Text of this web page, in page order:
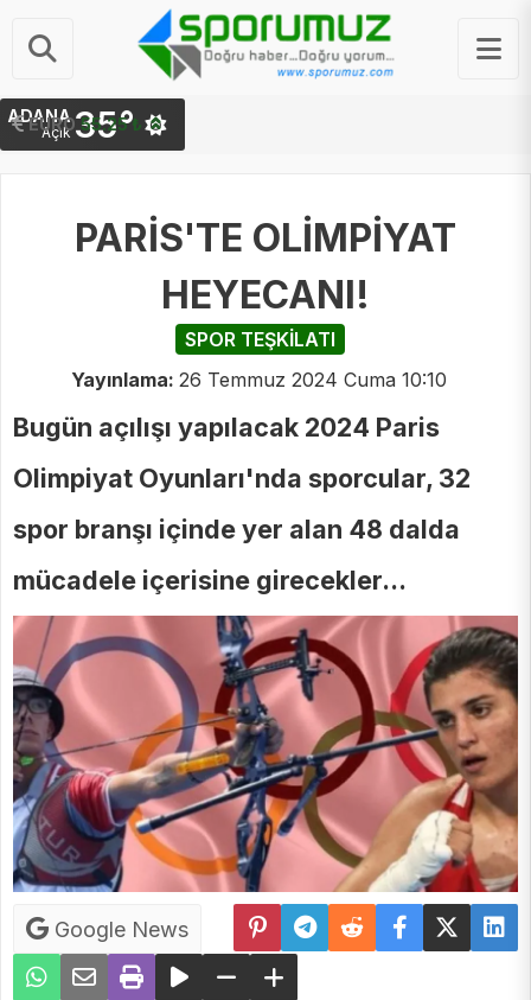
EURO 55.25 ₺
ADANA
Açık35°
PARİS'TE OLİMPİYAT
HEYECANI!
SPOR TEŞKİLATI
Yayınlama: 26 Temmuz 2024 Cuma 10:10
Bugün açılışı yapılacak 2024 Paris
Olimpiyat Oyunları'nda sporcular, 32
spor branşı içinde yer alan 48 dalda
mücadele içerisine girecekler...
Google News